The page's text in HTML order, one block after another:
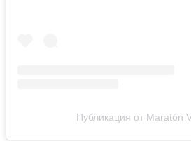
Публикация от Maratón